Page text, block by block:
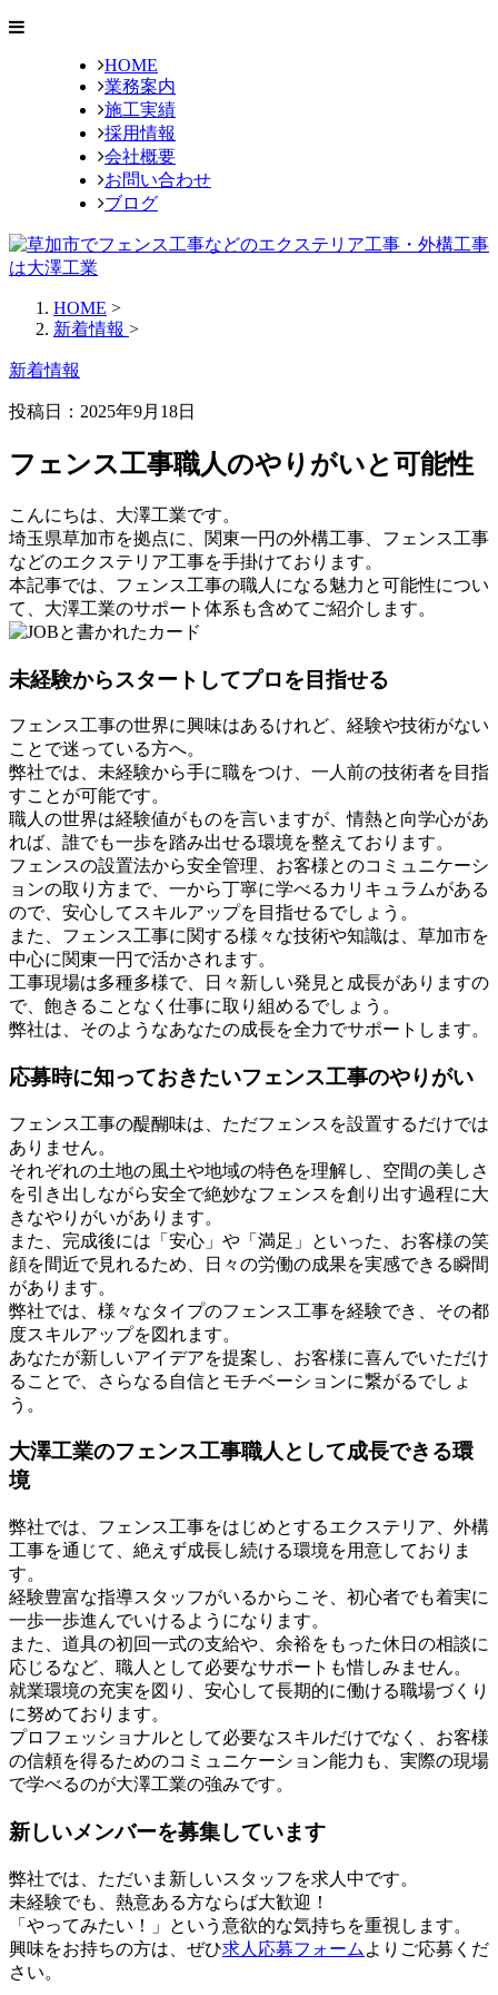
HOME
業務案内
施工実績
採用情報
会社概要
お問い合わせ
ブログ
HOME >
新着情報 >
新着情報
投稿日：2025年9月18日
フェンス工事職人のやりがいと可能性
こんにちは、大澤工業です。
埼玉県草加市を拠点に、関東一円の外構工事、フェンス工事
などのエクステリア工事を手掛けております。
本記事では、フェンス工事の職人になる魅力と可能性につい
て、大澤工業のサポート体系も含めてご紹介します。
未経験からスタートしてプロを目指せる
フェンス工事の世界に興味はあるけれど、経験や技術がない
ことで迷っている方へ。
弊社では、未経験から手に職をつけ、一人前の技術者を目指
すことが可能です。
職人の世界は経験値がものを言いますが、情熱と向学心があ
れば、誰でも一歩を踏み出せる環境を整えております。
フェンスの設置法から安全管理、お客様とのコミュニケーシ
ョンの取り方まで、一から丁寧に学べるカリキュラムがある
ので、安心してスキルアップを目指せるでしょう。
また、フェンス工事に関する様々な技術や知識は、草加市を
中心に関東一円で活かされます。
工事現場は多種多様で、日々新しい発見と成長がありますの
で、飽きることなく仕事に取り組めるでしょう。
弊社は、そのようなあなたの成長を全力でサポートします。
応募時に知っておきたいフェンス工事のやりがい
フェンス工事の醍醐味は、ただフェンスを設置するだけでは
ありません。
それぞれの土地の風土や地域の特色を理解し、空間の美しさ
を引き出しながら安全で絶妙なフェンスを創り出す過程に大
きなやりがいがあります。
また、完成後には「安心」や「満足」といった、お客様の笑
顔を間近で見れるため、日々の労働の成果を実感できる瞬間
があります。
弊社では、様々なタイプのフェンス工事を経験でき、その都
度スキルアップを図れます。
あなたが新しいアイデアを提案し、お客様に喜んでいただけ
ることで、さらなる自信とモチベーションに繋がるでしょ
う。
大澤工業のフェンス工事職人として成長できる環
境
弊社では、フェンス工事をはじめとするエクステリア、外構
工事を通じて、絶えず成長し続ける環境を用意しておりま
す。
経験豊富な指導スタッフがいるからこそ、初心者でも着実に
一歩一歩進んでいけるようになります。
また、道具の初回一式の支給や、余裕をもった休日の相談に
応じるなど、職人として必要なサポートも惜しみません。
就業環境の充実を図り、安心して長期的に働ける職場づくり
に努めております。
プロフェッショナルとして必要なスキルだけでなく、お客様
の信頼を得るためのコミュニケーション能力も、実際の現場
で学べるのが大澤工業の強みです。
新しいメンバーを募集しています
弊社では、ただいま新しいスタッフを求人中です。
未経験でも、熱意ある方ならば大歓迎！
「やってみたい！」という意欲的な気持ちを重視します。
興味をお持ちの方は、ぜひ求人応募フォーム よりご応募くだ
さい。